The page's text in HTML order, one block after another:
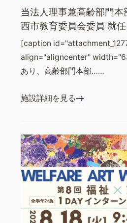
当法人理事兼高齢部門
西市教育委員会委員 就
[caption
align="aligncenter"
あり、高齢部門本部……
施設詳細を見る